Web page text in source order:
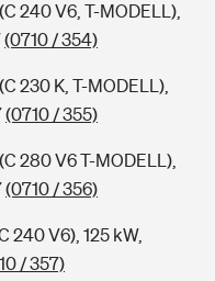
240 V6, T-MODELL),
(0710 / 354)
230 K, T-MODELL),
(0710 / 355)
280 V6 T-MODELL),
(0710 / 356)
240 V6), 125 kW,
/ 357)